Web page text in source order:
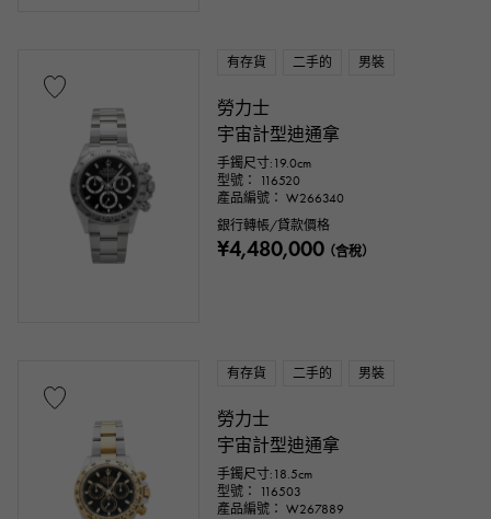
有存貨 二手的 男裝
勞力士
宇宙計型迪通拿
手鐲尺寸:19.0cm
型號： 116520
產品編號： W266340
銀行轉帳/貸款價格
¥4,480,000（含稅）
有存貨 二手的 男裝
勞力士
宇宙計型迪通拿
手鐲尺寸:18.5cm
型號： 116503
產品編號： W267889